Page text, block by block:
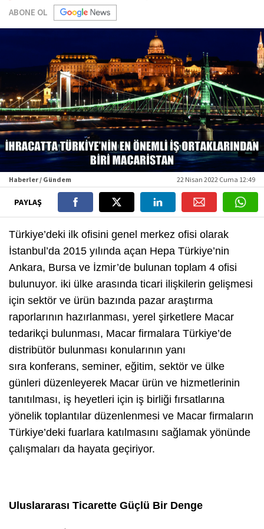
ABONE OL
Haberler / Gündem 22 Nisan 2022 Cuma 12:49
PAYLAŞ
Türkiye’deki ilk ofisini genel merkez ofisi olarak
İstanbul’da 2015 yılında açan Hepa Türkiye’nin
Ankara, Bursa ve İzmir’de bulunan toplam 4 ofisi
bulunuyor. iki ülke arasında ticari ilişkilerin gelişmesi
için sektör ve ürün bazında pazar araştırma
raporlarının hazırlanması, yerel şirketlere Macar
tedarikçi bulunması, Macar firmalara Türkiye’de
distribütör bulunması konularının yanı
sıra konferans, seminer, eğitim, sektör ve ülke
günleri düzenleyerek Macar ürün ve hizmetlerinin
tanıtılması, iş heyetleri için iş birliği fırsatlarına
yönelik toplantılar düzenlenmesi ve Macar firmaların
Türkiye’deki fuarlara katılmasını sağlamak yönünde
çalışmaları da hayata geçiriyor.
Uluslararası Ticarette Güçlü Bir Denge